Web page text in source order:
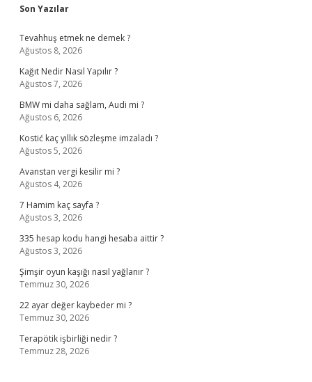
Sidebar
Son Yazılar
Tevahhuş etmek ne demek ?
Ağustos 8, 2026
Kağıt Nedir Nasıl Yapılır ?
Ağustos 7, 2026
BMW mi daha sağlam, Audi mi ?
Ağustos 6, 2026
Kostić kaç yıllık sözleşme imzaladı ?
Ağustos 5, 2026
Avanstan vergi kesilir mi ?
Ağustos 4, 2026
7 Hamim kaç sayfa ?
Ağustos 3, 2026
335 hesap kodu hangi hesaba aittir ?
Ağustos 3, 2026
Şimşir oyun kaşığı nasıl yağlanır ?
Temmuz 30, 2026
22 ayar değer kaybeder mi ?
Temmuz 30, 2026
Terapötik işbirliği nedir ?
Temmuz 28, 2026